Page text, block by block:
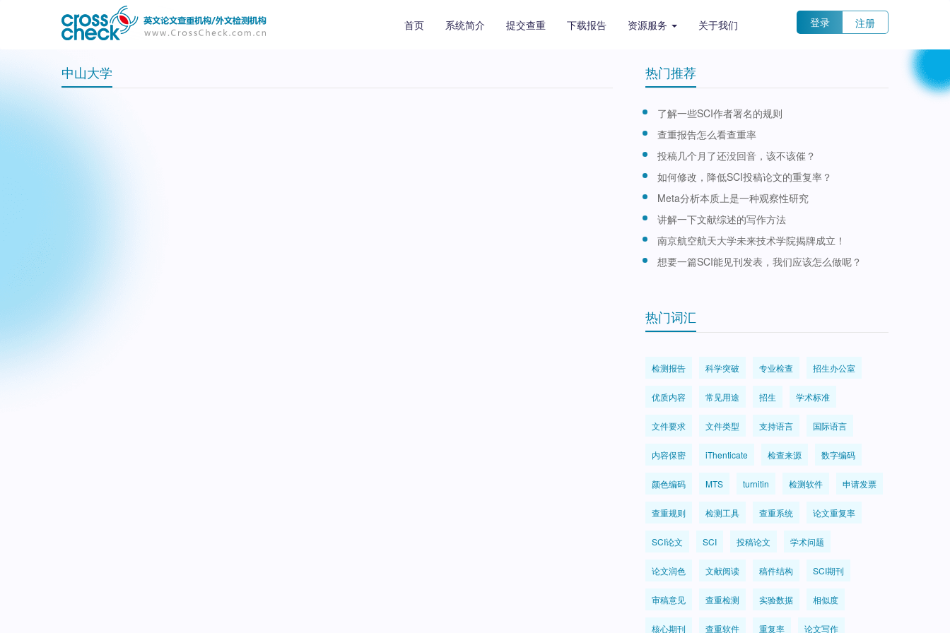
导
航 首页 系统简介 提交查重 下载报告 资源服务 关于我们
account
menu 登录 注册
中山大学 热门推荐
了解一些SCI作者署名的规则
查重报告怎么看查重率
投稿几个月了还没回音，该不该催？
如何修改，降低SCI投稿论文的重复率？
Meta分析本质上是一种观察性研究
讲解一下文献综述的写作方法
南京航空航天大学未来技术学院揭牌成立！
想要一篇SCI能见刊发表，我们应该怎么做呢？
热门词汇
检测报告 科学突破 专业检查 招生办公室
优质内容 常见用途 招生 学术标准
文件要求 文件类型 支持语言 国际语言
内容保密 iThenticate 检查来源 数字编码
颜色编码 MTS turnitin 检测软件 申请发票
查重规则 检测工具 查重系统 论文重复率
SCI论文 SCI 投稿论文 学术问题
论文润色 文献阅读 稿件结构 SCI期刊
审稿意见 查重检测 实验数据 相似度
核心期刊 查重软件 重复率 论文写作